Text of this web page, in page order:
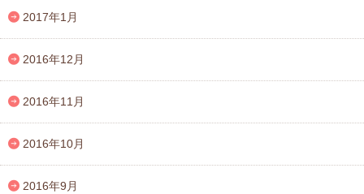
2017年1月
2016年12月
2016年11月
2016年10月
2016年9月